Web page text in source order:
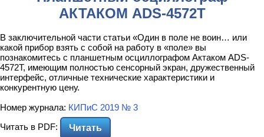
АКТАКОМ ADS-4572T
В заключительной части статьи «Один в поле не воин… или
какой прибор взять с собой на работу в «поле» вы
познакомитесь с планшетным осциллографом Актаком ADS-
4572T, имеющим полностью сенсорный экран, дружественный
интерфейс, отличные технические характеристики и
конкурентную цену.
Номер журнала: КИПиС 2019 № 3
Читать в PDF:
Читать